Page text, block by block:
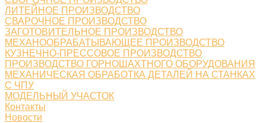
ЛИТЕЙНОЕ ПРОИЗВОДСТВО
СВАРОЧНОЕ ПРОИЗВОДСТВО
ЗАГОТОВИТЕЛЬНОЕ ПРОИЗВОДСТВО
МЕХАНООБРАБАТЫВАЮЩЕЕ ПРОИЗВОДСТВО
КУЗНЕЧНО-ПРЕССОВОЕ ПРОИЗВОДСТВО
ПРОИЗВОДСТВО ГОРНОШАХТНОГО ОБОРУДОВАНИЯ
МЕХАНИЧЕСКАЯ ОБРАБОТКА ДЕТАЛЕЙ НА СТАНКАХ
С ЧПУ
МОДЕЛЬНЫЙ УЧАСТОК
Контакты
Новости